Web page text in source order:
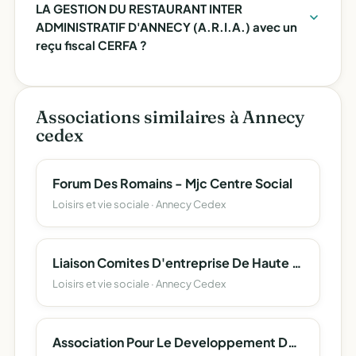
LA GESTION DU RESTAURANT INTER
ADMINISTRATIF D'ANNECY (A.R.I.A.) avec un
reçu fiscal CERFA ?
Associations similaires à Annecy
cedex
Forum Des Romains - Mjc Centre Social
Loisirs et vie sociale · Annecy Cedex
Liaison Comites D'entreprise De Haute Savoie (L.c.e. 74)
Loisirs et vie sociale · Annecy Cedex
Association Pour Le Developpement De L'emploi Agricole Et Rural De Haute-Savoie